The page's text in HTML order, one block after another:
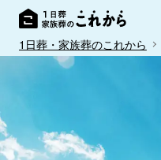
1日葬・家族葬のこれから